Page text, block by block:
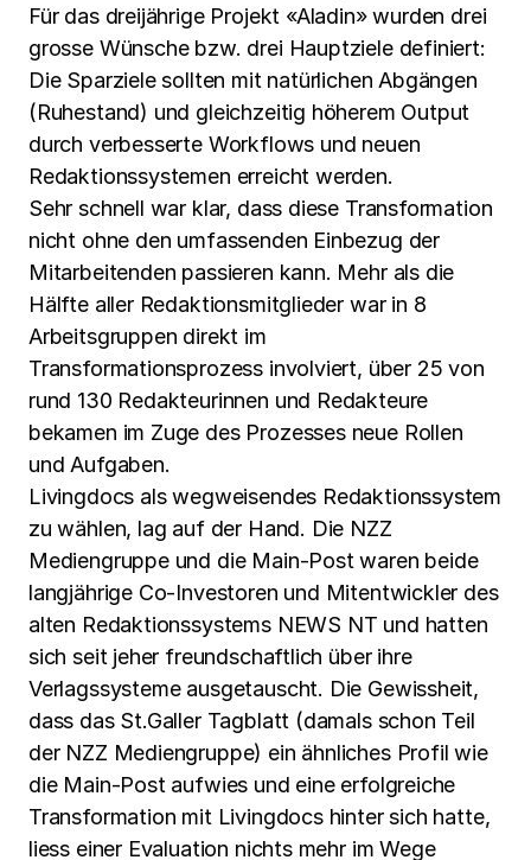
Für das dreijährige Projekt «Aladin» wurden drei
grosse Wünsche bzw. drei Hauptziele definiert:
Die Sparziele sollten mit natürlichen Abgängen
(Ruhestand) und gleichzeitig höherem Output
durch verbesserte Workflows und neuen
Redaktionssystemen erreicht werden.
Sehr schnell war klar, dass diese Transformation
nicht ohne den umfassenden Einbezug der
Mitarbeitenden passieren kann. Mehr als die
Hälfte aller Redaktionsmitglieder war in 8
Arbeitsgruppen direkt im
Transformationsprozess involviert, über 25 von
rund 130 Redakteurinnen und Redakteure
bekamen im Zuge des Prozesses neue Rollen
und Aufgaben.
Livingdocs als wegweisendes Redaktionssystem
zu wählen, lag auf der Hand. Die NZZ
Mediengruppe und die Main-Post waren beide
langjährige Co-Investoren und Mitentwickler des
alten Redaktionssystems NEWS NT und hatten
sich seit jeher freundschaftlich über ihre
Verlagssysteme ausgetauscht. Die Gewissheit,
dass das St.Galler Tagblatt (damals schon Teil
der NZZ Mediengruppe) ein ähnliches Profil wie
die Main-Post aufwies und eine erfolgreiche
Transformation mit Livingdocs hinter sich hatte,
liess einer Evaluation nichts mehr im Wege